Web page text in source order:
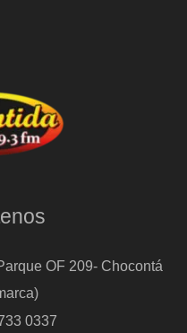
OF 209- Chocontá
0337